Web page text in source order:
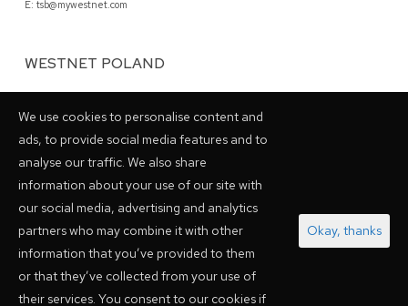
E: tsb@mywestnet.com
WESTNET POLAND
ZWIĄZKI PARTNERSKIE
We use cookies to personalise content and
ads, to provide social media features and to
analyse our traffic. We also share
information about your use of our site with
our social media, advertising and analytics
partners who may combine it with other
information that you’ve provided to them
or that they’ve collected from your use of
their services. You consent to our cookies if
Okay, thanks